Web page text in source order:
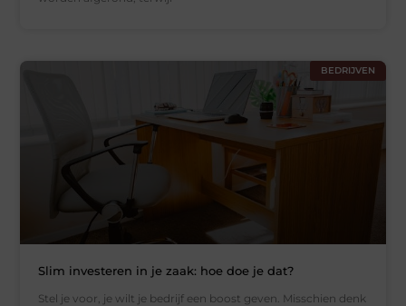
BEDRIJVEN
Slim investeren in je zaak: hoe doe je dat?
Stel je voor, je wilt je bedrijf een boost geven. Misschien denk